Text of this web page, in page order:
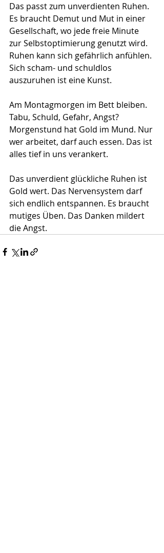
Das passt zum unverdienten Ruhen.
Es braucht Demut und Mut in einer
Gesellschaft, wo jede freie Minute
zur Selbstoptimierung genutzt wird.
Ruhen kann sich gefährlich anfühlen.
Sich scham- und schuldlos
auszuruhen ist eine Kunst.
Am Montagmorgen im Bett bleiben.
Tabu, Schuld, Gefahr, Angst?
Morgenstund hat Gold im Mund. Nur
wer arbeitet, darf auch essen. Das ist
alles tief in uns verankert.
Das unverdient glückliche Ruhen ist
Gold wert. Das Nervensystem darf
sich endlich entspannen. Es braucht
mutiges Üben. Das Danken mildert
die Angst.